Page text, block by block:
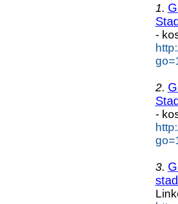
1.
-
2.
-
3.